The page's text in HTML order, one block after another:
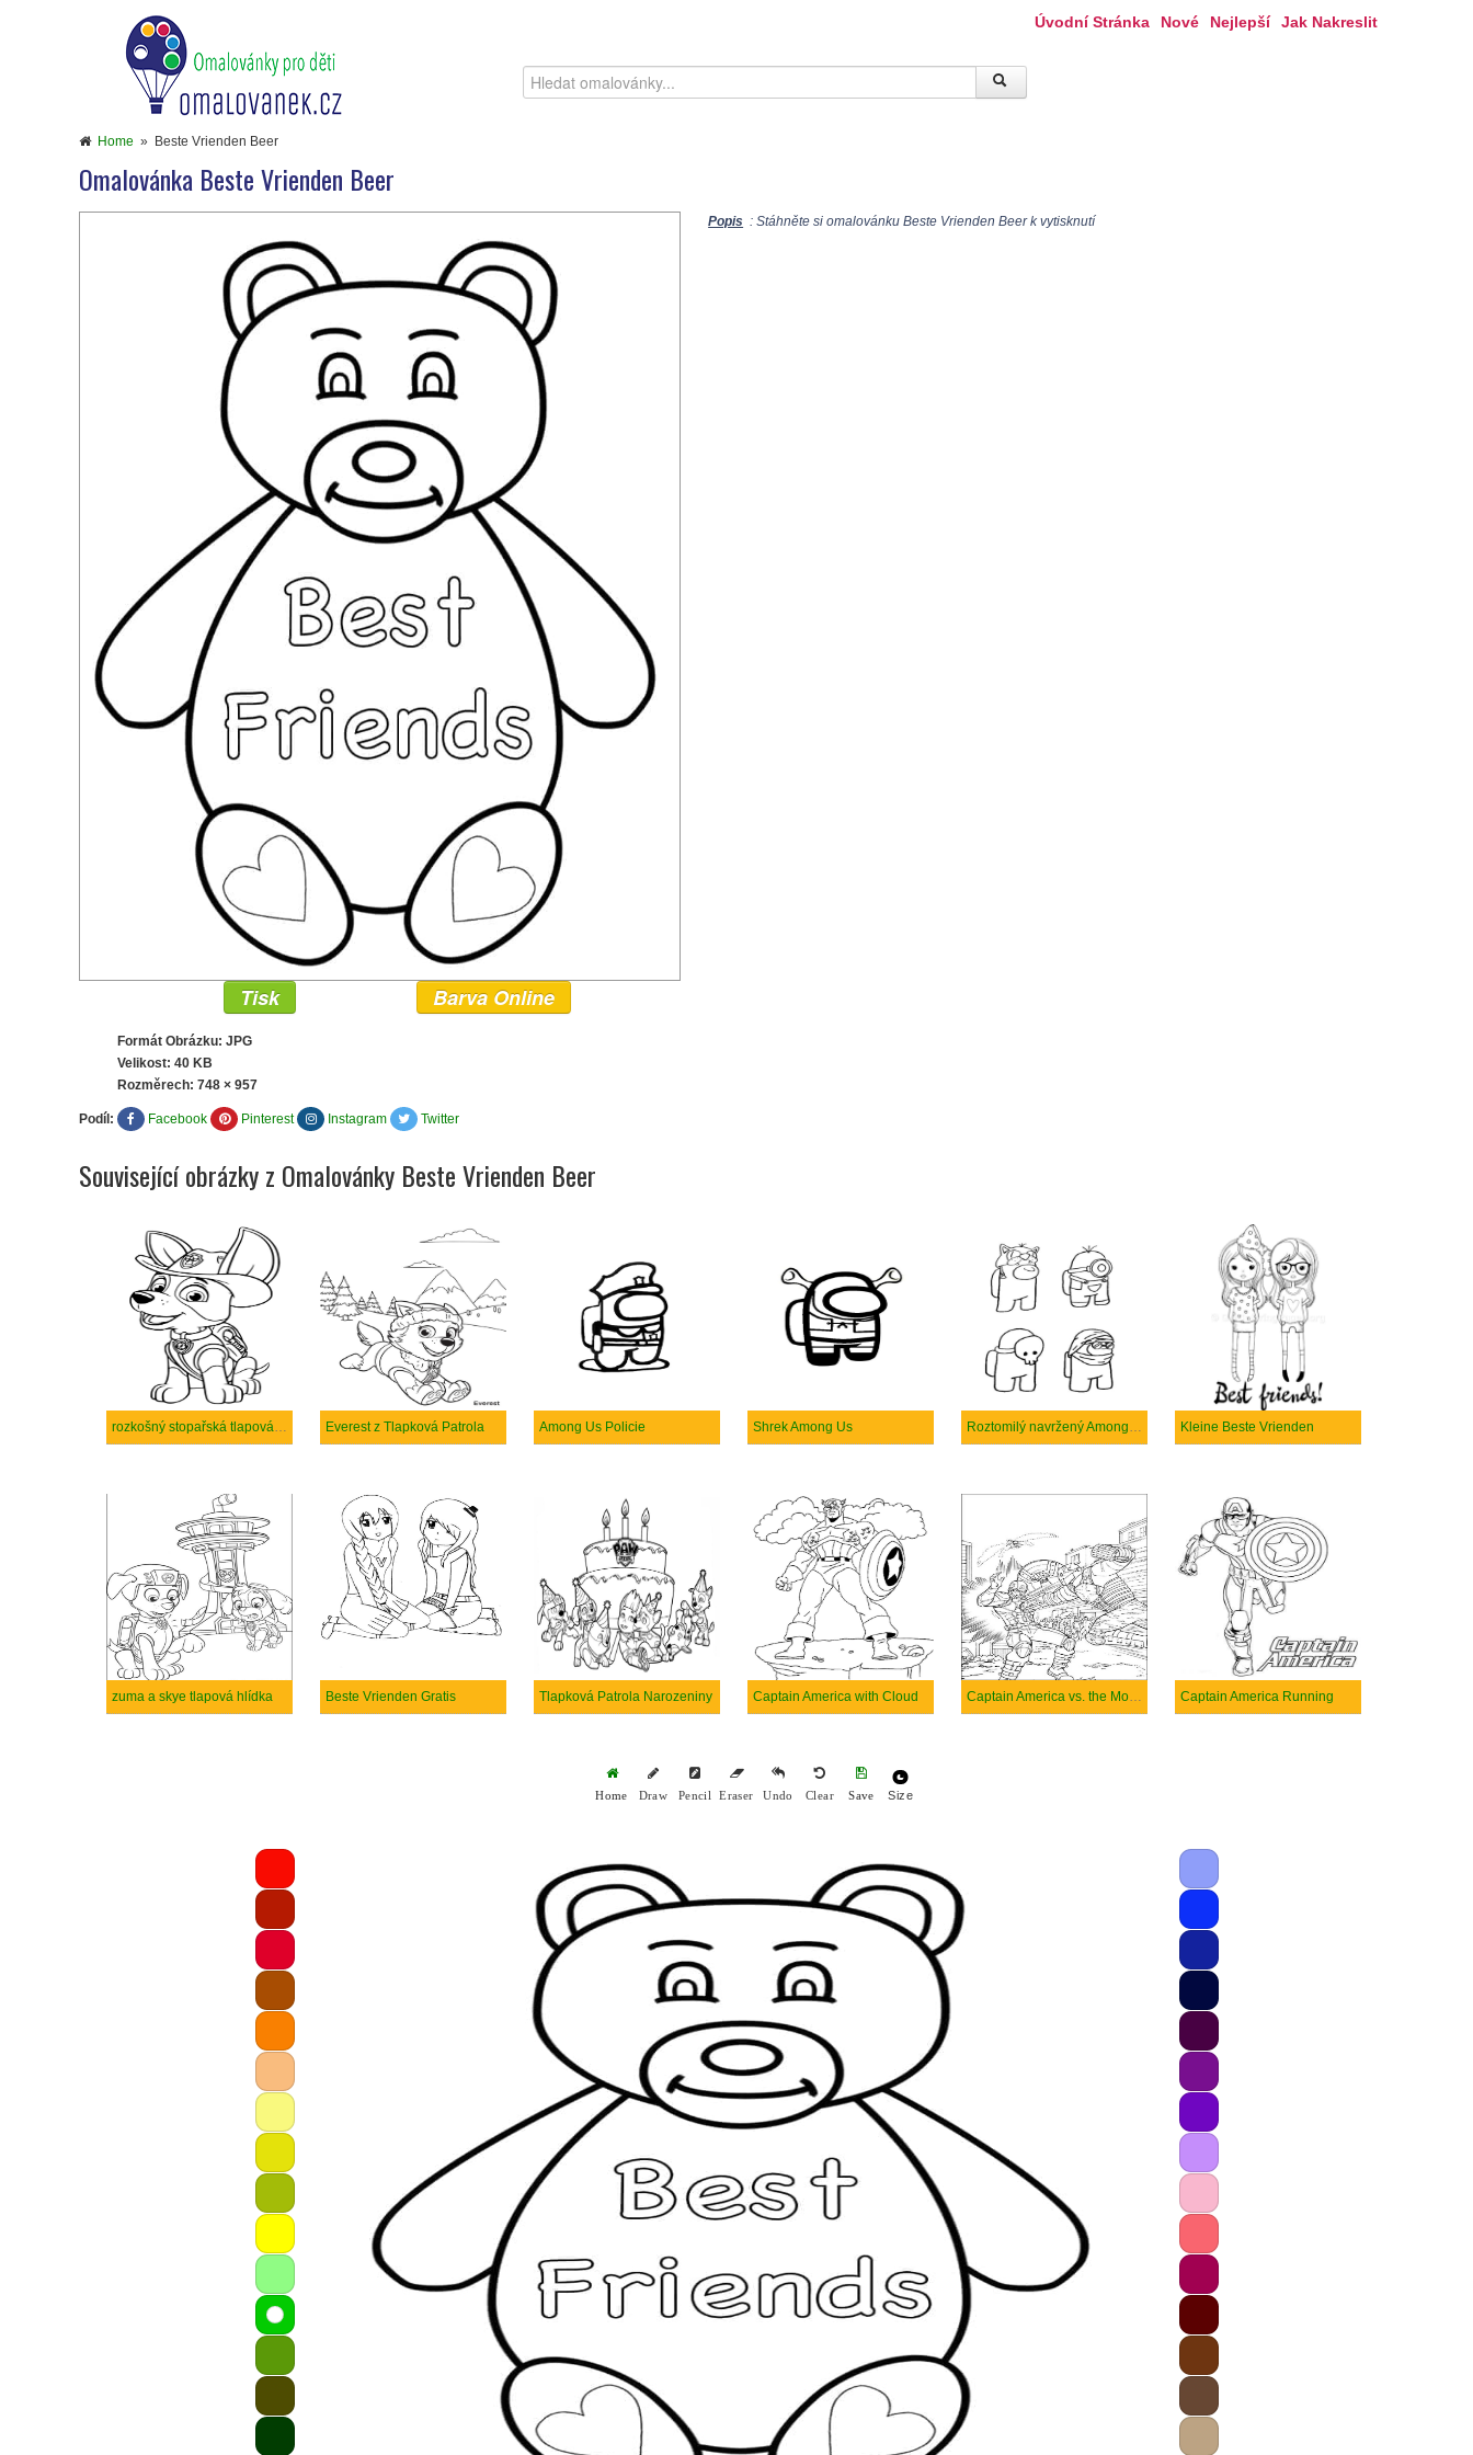
Úvodní Stránka Nové Nejlepší Jak Nakreslit
Home » Beste Vrienden Beer
Omalovánka Beste Vrienden Beer
Popis : Stáhněte si omalovánku Beste Vrienden Beer k vytisknutí
Tisk Barva Online
Formát Obrázku: JPG
Velikost: 40 KB
Rozměrech: 748 × 957
Podíl: Facebook Pinterest Instagram Twitter
Související obrázky z Omalovánky Beste Vrienden Beer
rozkošný stopařská tlapová hlídka Everest z Tlapková Patrola Among Us Policie Shrek Among Us Roztomilý navržený Among Us Kleine Beste Vrienden
zuma a skye tlapová hlídka Beste Vrienden Gratis Tlapková Patrola Narozeniny Captain America with Cloud Captain America vs. the Monster Captain America Running
Home Draw Pencil Eraser Undo Clear Save Size